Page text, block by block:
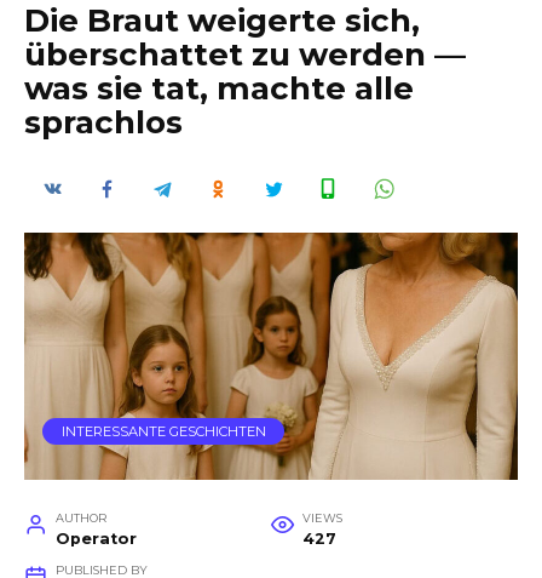
Die Braut weigerte sich,
überschattet zu werden —
was sie tat, machte alle
sprachlos
INTERESSANTE GESCHICHTEN
AUTHOR
Operator
VIEWS
427
PUBLISHED BY